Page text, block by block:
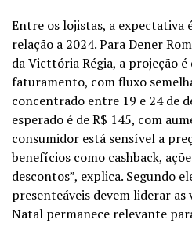
Entre os lojistas, a expectativa
relação a 2024. Para Dener
da Victtória Régia, a projeção
faturamento, com fluxo
concentrado entre 19 e 24 de
esperado é de R$ 145, com
consumidor está sensível a
benefícios como cashback,
descontos”, explica. Segundo
presenteáveis devem liderar
Natal permanece relevante